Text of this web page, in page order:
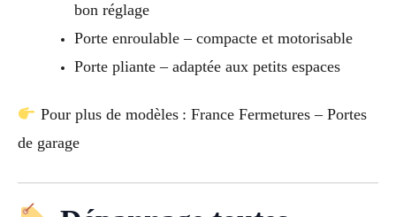
bon réglage
Porte enroulable – compacte et motorisable
Porte pliante – adaptée aux petits espaces
Pour plus de modèles : France Fermetures – Portes
de garage